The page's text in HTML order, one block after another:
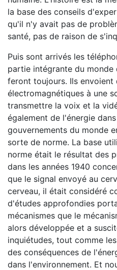
la base des conseils
qu'il n'y avait pas de
santé, pas de raison de
Puis sont arrivés les
partie intégrante du
feront toujours. Ils envoient
électromagnétiques à une
transmettre la voix et la
également de l'énergie
gouvernements du monde
sorte de norme. La base
norme était le résultat des
dans les années 1940
que le signal envoyé au
cerveau, il était considéré
d'études approfondies
mécanismes que le
alors développée et a
inquiétudes, tout comme
des conséquences de
dans l'environnement. Et